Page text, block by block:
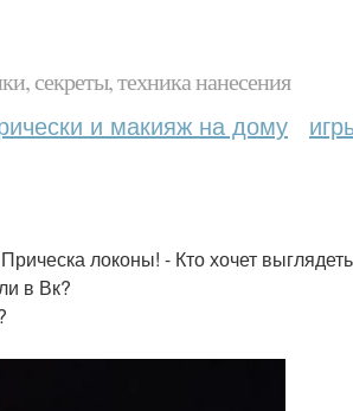
секреты, техника нанесения
и макияж на дому
локоны! - Кто хочет
в Вк?